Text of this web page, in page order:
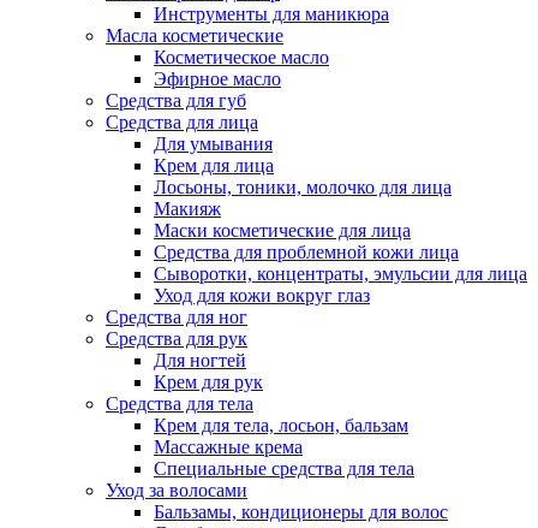
Инструменты для маникюра
Масла косметические
Косметическое масло
Эфирное масло
Средства для губ
Средства для лица
Для умывания
Крем для лица
Лосьоны, тоники, молочко для лица
Макияж
Маски косметические для лица
Средства для проблемной кожи лица
Сыворотки, концентраты, эмульсии для лица
Уход для кожи вокруг глаз
Средства для ног
Средства для рук
Для ногтей
Крем для рук
Средства для тела
Крем для тела, лосьон, бальзам
Массажные крема
Специальные средства для тела
Уход за волосами
Бальзамы, кондиционеры для волос